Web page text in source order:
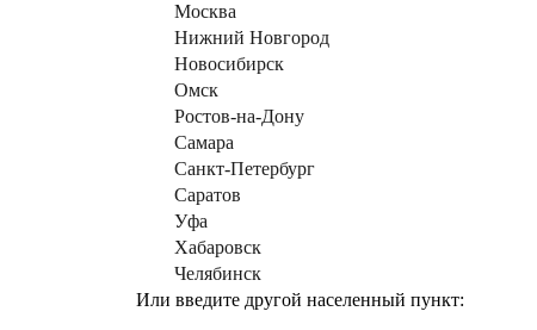
Москва
Нижний Новгород
Новосибирск
Омск
Ростов-на-Дону
Самара
Санкт-Петербург
Саратов
Уфа
Хабаровск
Челябинск
Или введите другой населенный пункт: